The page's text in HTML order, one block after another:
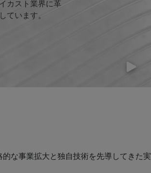
カスト業界に革
います。
な事業拡大と独自技術を先導してきた実